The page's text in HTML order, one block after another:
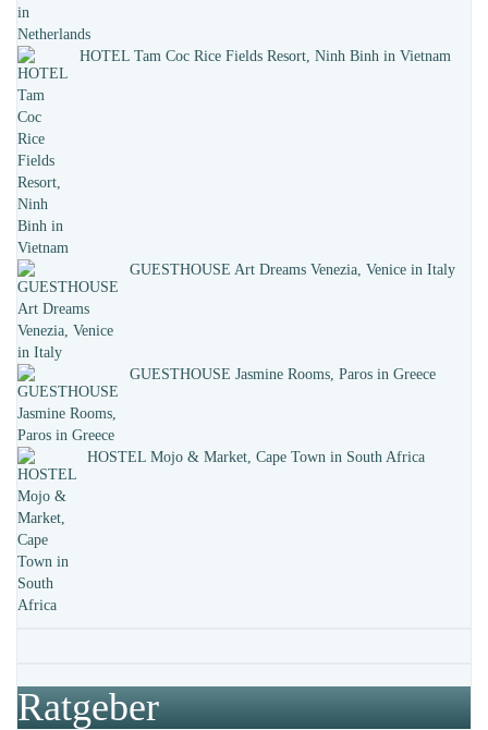
HOTEL Tam Coc Rice Fields Resort, Ninh Binh in Vietnam
GUESTHOUSE Art Dreams Venezia, Venice in Italy
GUESTHOUSE Jasmine Rooms, Paros in Greece
HOSTEL Mojo & Market, Cape Town in South Africa
Ratgeber